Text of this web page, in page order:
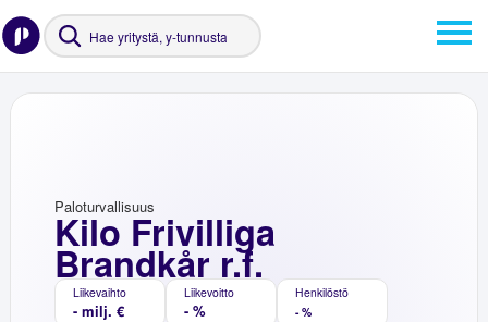
Kilo Frivilliga
Brandkår r.f.
Paloturvallisuus
Liikevaihto
- milj. €
Liikevoitto
- %
Henkilöstö
- %